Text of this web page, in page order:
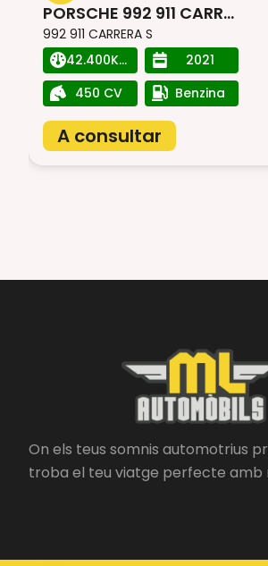
PORSCHE 992 911 CARR...
992 911 CARRERA S
42.400Km
2021
450 CV
Benzina
A consultar
On els teus somnis automotrius
troba el teu viatge perfecte amb